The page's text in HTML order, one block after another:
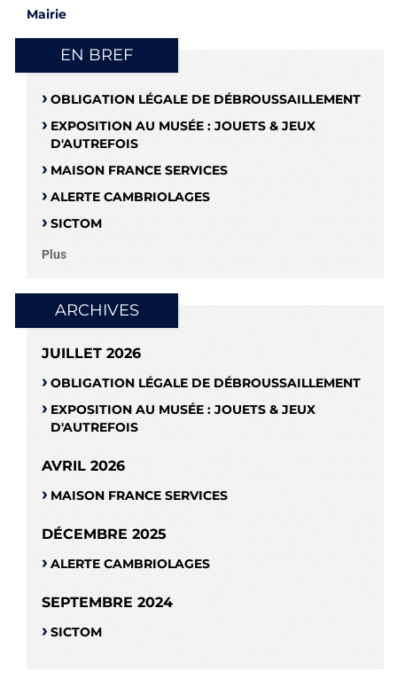
Mairie
EN BREF
OBLIGATION LÉGALE DE DÉBROUSSAILLEMENT
EXPOSITION AU MUSÉE : JOUETS & JEUX
D'AUTREFOIS
MAISON FRANCE SERVICES
ALERTE CAMBRIOLAGES
SICTOM
Plus
ARCHIVES
JUILLET 2026
OBLIGATION LÉGALE DE DÉBROUSSAILLEMENT
EXPOSITION AU MUSÉE : JOUETS & JEUX
D'AUTREFOIS
AVRIL 2026
MAISON FRANCE SERVICES
DÉCEMBRE 2025
ALERTE CAMBRIOLAGES
SEPTEMBRE 2024
SICTOM